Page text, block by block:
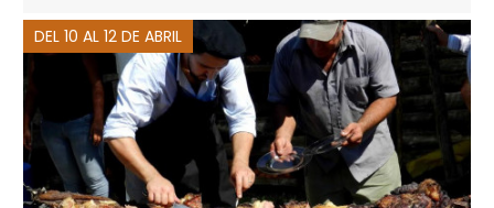
DEL 10 AL 12 DE ABRIL